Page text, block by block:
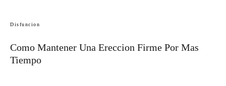
Disfuncion
Como Mantener Una Ereccion Firme Por Mas
Tiempo